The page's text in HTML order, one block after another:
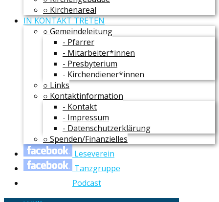
○ Kirchenareal
IN KONTAKT TRETEN
○ Gemeindeleitung
- Pfarrer
- Mitarbeiter*innen
- Presbyterium
- Kirchendiener*innen
○ Links
○ Kontaktinformation
- Kontakt
- Impressum
- Datenschutzerklärung
○ Spenden/Finanzielles
Leseverein
Tanzgruppe
Podcast